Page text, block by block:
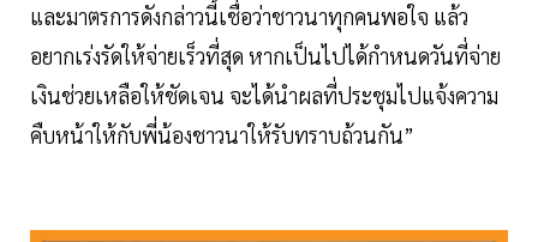
และมาตรการดังกล่าวนี้เชื่อว่าชาวนาทุกคนพอใจ แล้ว
อยากเร่งรัดให้จ่ายเร็วที่สุด หากเป็นไปได้กำหนดวันที่จ่าย
เงินช่วยเหลือให้ชัดเจน จะได้นำผลที่ประชุมไปแจ้งความ
คืบหน้าให้กับพี่น้องชาวนาให้รับทราบถ้วนกัน”